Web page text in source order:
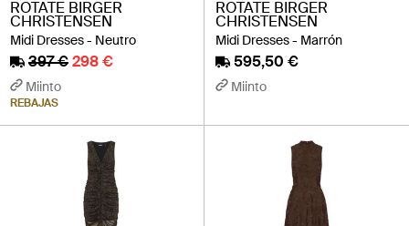
ROTATE BIRGER
CHRISTENSEN
Midi Dresses - Neutro
397 €298 €
Miinto
REBAJAS
ROTATE BIRGER
CHRISTENSEN
Midi Dresses - Marrón
595,50 €
Miinto